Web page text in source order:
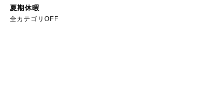
夏期休暇
全カテゴリOFF